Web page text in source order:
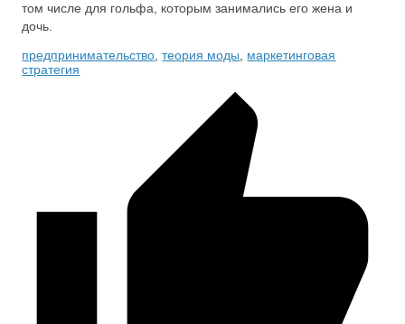
том числе для гольфа, которым занимались его жена и
дочь.
предпринимательство ,теория моды
маркетинговая
стратегия